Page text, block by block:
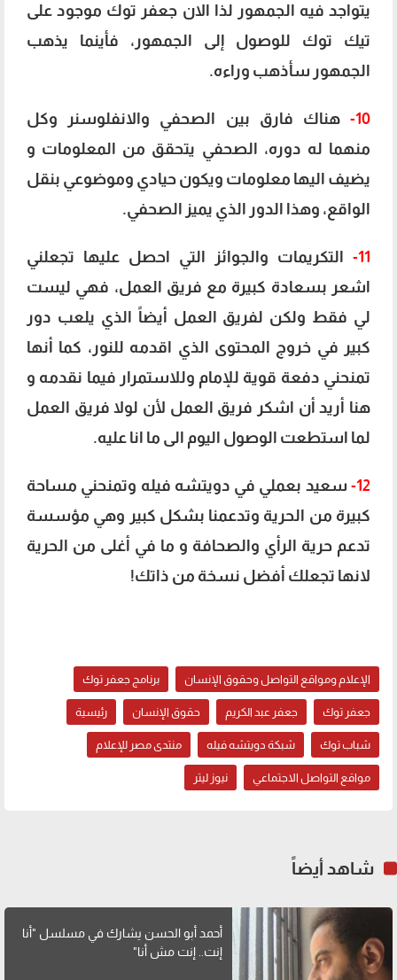
يتواجد فيه الجمهور لذا الان جعفر توك موجود على
تيك توك للوصول إلى الجمهور، فأينما يذهب
الجمهور سأذهب وراءه.
10-
هناك فارق بين الصحفي والانفلوسنر وكل
منهما له دوره، الصحفي يتحقق من المعلومات و
يضيف اليها معلومات ويكون حيادي وموضوعي بنقل
الواقع، وهذا الدور الذي يميز الصحفي.
11-
التكريمات والجوائز التي احصل عليها تجعلني
اشعر بسعادة كبيرة مع فريق العمل، فهي ليست
لي فقط ولكن لفريق العمل أيضاً الذي يلعب دور
كبير في خروج المحتوى الذي اقدمه للنور، كما أنها
تمنحني دفعة قوية للإمام وللاستمرار فيما نقدمه و
هنا أريد أن اشكر فريق العمل لأن لولا فريق العمل
لما استطعت الوصول اليوم الى ما انا عليه.
12- سعيد بعملي في دويتشه فيله وتمنحني مساحة
كبيرة من الحرية وتدعمنا بشكل كبير وهي مؤسسة
تدعم حرية الرأي والصحافة و ما في أغلى من الحرية
لانها تجعلك أفضل نسخة من ذاتك!
الإعلام ومواقع التواصل وحقوق الإنسان برنامج جعفر توك
جعفر توك جعفر عبد الكريم حقوق الإنسان رئيسية
شباب توك شبكة دويتشه فيله منتدى مصر للإعلام
مواقع التواصل الاجتماعي نيوز ليتر
شاهد أيضاً
أحمد أبو الحسن يشارك في مسلسل "أنا
إنت.. إنت مش أنا"